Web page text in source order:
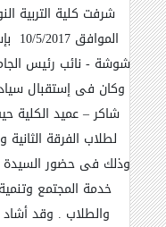
شرفت كلية التربية
شوشة - نائب رئيس
وكان فى إستقبال
شاكر – عميد الكلية
لطلاب الفرقة الثانية
وذلك فى حضور السيدة
خدمة المجتمع
والطلاب . وقد أشاد